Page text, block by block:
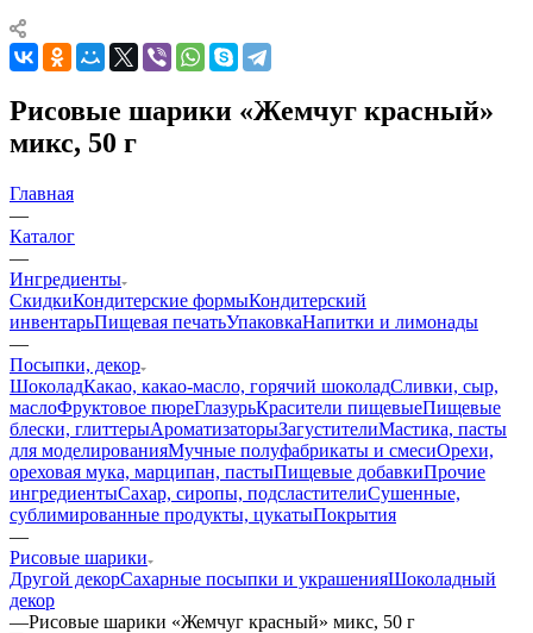
Рисовые шарики «Жемчуг красный»
микс, 50 г
Главная
—
Каталог
—
Ингредиенты
СкидкиКондитерские формыКондитерский
инвентарьПищевая печатьУпаковкаНапитки и лимонады
—
Посыпки, декор
ШоколадКакао, какао-масло, горячий шоколадСливки, сыр,
маслоФруктовое пюреГлазурьКрасители пищевыеПищевые
блески, глиттерыАроматизаторыЗагустителиМастика, пасты
для моделированияМучные полуфабрикаты и смесиОрехи,
ореховая мука, марципан, пастыПищевые добавкиПрочие
ингредиентыСахар, сиропы, подсластителиСушенные,
сублимированные продукты, цукатыПокрытия
—
Рисовые шарики
Другой декорСахарные посыпки и украшенияШоколадный
декор
—Рисовые шарики «Жемчуг красный» микс, 50 г